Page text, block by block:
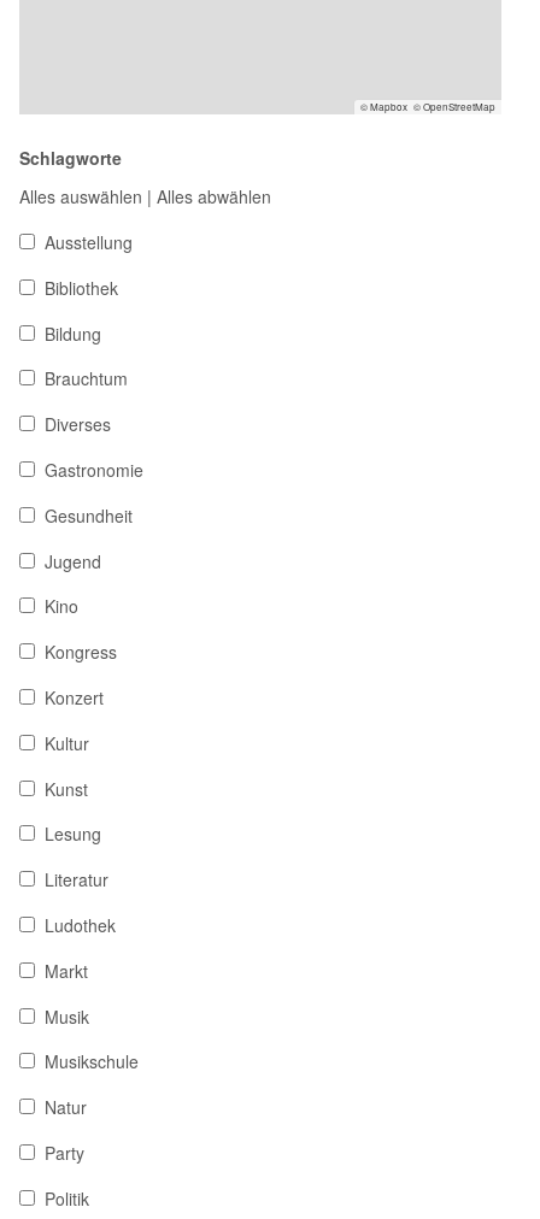
© Mapbox © OpenStreetMap
Schlagworte
Alles auswählen | Alles abwählen
Ausstellung
Bibliothek
Bildung
Brauchtum
Diverses
Gastronomie
Gesundheit
Jugend
Kino
Kongress
Konzert
Kultur
Kunst
Lesung
Literatur
Ludothek
Markt
Musik
Musikschule
Natur
Party
Politik